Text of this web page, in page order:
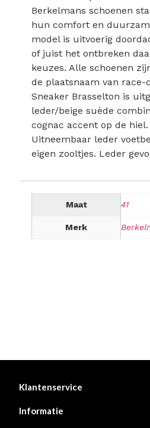
Berkelmans schoenen
hun comfort en
model is uitvoerig
of juist het ontbreken
keuzes. Alle schoenen
de plaatsnaam van race-
Sneaker Brasselton is
leder/beige suède
cognac accent op de hiel.
Uitneembaar leder
eigen zooltjes. Leder
Maat 41
Merk
Klantenservice
Informatie